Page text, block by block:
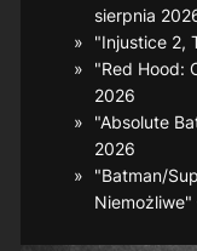
sierpnia
"Injustice 2,
"Red Hood:
2026
"Absolute
2026
"Batman/